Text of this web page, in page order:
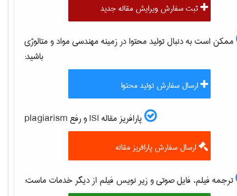
ثبت سفارش ویرایش مقاله جدید
ممکن است به دنبال تولید محتوا در زمینهمهندسی مواد و متالوژی
باشید:
ارسال سفارش تولید محتوا
پارافریز مقاله ISI و رفع plagiarism
ارسال سفارش پارافریز مقاله
ترجمه فیلم، فایل صوتی و زیر نویس فیلم از دیگر خدمات ماست: